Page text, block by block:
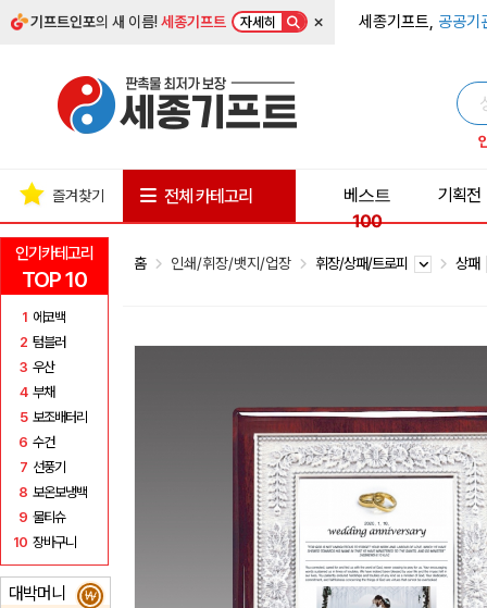
기프트인포의 새 이름!세종기프트 자세히 × 세종기프트, 공공기
인기카테고리
TOP 10
1 에코백
2 텀블러
3 우산
4 부채
5 보조배터리
6 수건
7 선풍기
8 보온보냉백
9 물티슈
10 장바구니
대박머니 ₩
즐겨찾기 전체 카테고리
베스트
100
기획전
홈 인쇄/휘장/뱃지/업장 휘장/상패/트로피 상패